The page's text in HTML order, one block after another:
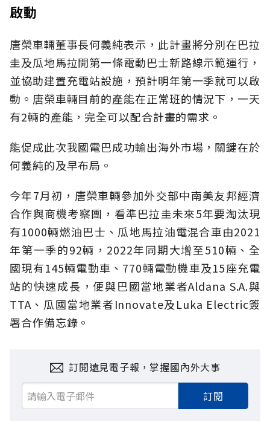
啟動
唐榮車輛董事長何義純表示，此計畫將分別在巴拉
圭及瓜地馬拉開第一條電動巴士新路線示範運行，
並協助建置充電站設施，預計明年第一季就可以啟
動。唐榮車輛目前的產能在正常班的情況下，一天
有2輛的產能，完全可以配合計畫的需求。
能促成此次我國電巴成功輸出海外市場，關鍵在於
何義純的及早布局。
今年7月初，唐榮車輛參加外交部中南美友邦經濟
合作與商機考察團，看準巴拉圭未來5年要淘汰現
有1000輛燃油巴士、瓜地馬拉油電混合車由2021
年第一季的92輛，2022年同期大增至510輛、全
國現有145輛電動車、770輛電動機車及15座充電
站的快速成長，便與巴國當地業者Aldana S.A.與
TTA、瓜國當地業者Innovate及Luka Electric簽
署合作備忘錄。
訂閱遠見電子報，掌握國內外大事
訂閱